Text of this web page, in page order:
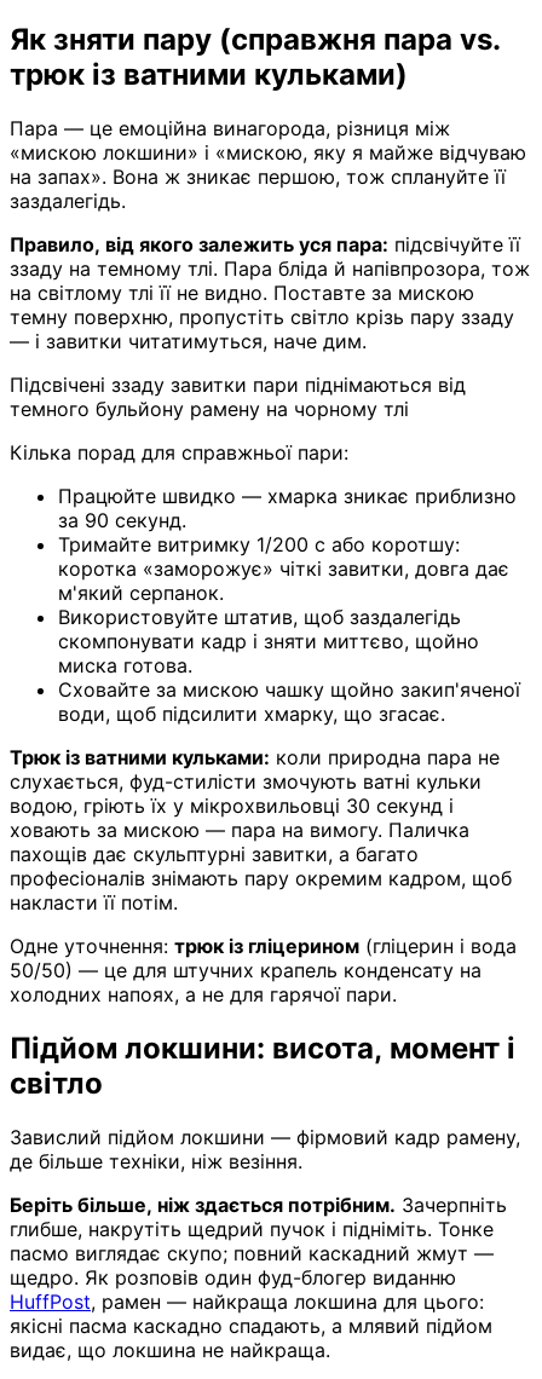
Як зняти пару (справжня пара vs.
трюк із ватними кульками)
Пара — це емоційна винагорода, різниця між
«мискою локшини» і «мискою, яку я майже відчуваю
на запах». Вона ж зникає першою, тож сплануйте її
заздалегідь.
Правило, від якого залежить уся пара: підсвічуйте її
ззаду на темному тлі. Пара бліда й напівпрозора, тож
на світлому тлі її не видно. Поставте за мискою
темну поверхню, пропустіть світло крізь пару ззаду
— і завитки читатимуться, наче дим.
Підсвічені ззаду завитки пари піднімаються від
темного бульйону рамену на чорному тлі
Кілька порад для справжньої пари:
Працюйте швидко — хмарка зникає приблизно
за 90 секунд.
Тримайте витримку 1/200 с або коротшу:
коротка «заморожує» чіткі завитки, довга дає
м'який серпанок.
Використовуйте штатив, щоб заздалегідь
скомпонувати кадр і зняти миттєво, щойно
миска готова.
Сховайте за мискою чашку щойно закип'яченої
води, щоб підсилити хмарку, що згасає.
Трюк із ватними кульками: коли природна пара не
слухається, фуд-стилісти змочують ватні кульки
водою, гріють їх у мікрохвильовці 30 секунд і
ховають за мискою — пара на вимогу. Паличка
пахощів дає скульптурні завитки, а багато
професіоналів знімають пару окремим кадром, щоб
накласти її потім.
Одне уточнення: трюк із гліцерином (гліцерин і вода
50/50) — це для штучних крапель конденсату на
холодних напоях, а не для гарячої пари.
Підйом локшини: висота, момент і
світло
Завислий підйом локшини — фірмовий кадр рамену,
де більше техніки, ніж везіння.
Беріть більше, ніж здається потрібним. Зачерпніть
глибше, накрутіть щедрий пучок і підніміть. Тонке
пасмо виглядає скупо; повний каскадний жмут —
щедро. Як розповів один фуд-блогер виданню
HuffPost, рамен — найкраща локшина для цього:
якісні пасма каскадно спадають, а млявий підйом
видає, що локшина не найкраща.